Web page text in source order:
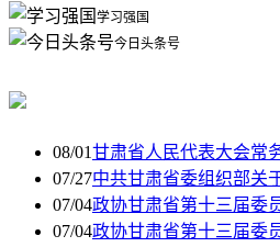
学习强国
今日头条号
08/01甘肃省人民代表大会常
07/27中共甘肃省委组织部关
07/04政协甘肃省第十三届委
07/04政协甘肃省第十三届委